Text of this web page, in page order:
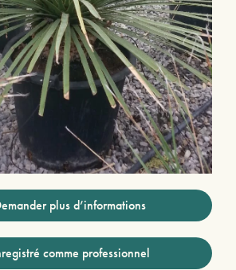
plus d’informations
comme professionnel